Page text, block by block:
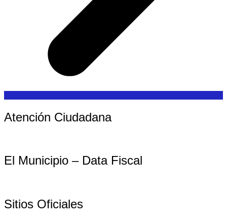
Atención Ciudadana
El Municipio – Data Fiscal
Sitios Oficiales